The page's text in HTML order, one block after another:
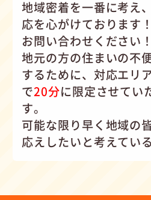
地域密着を一番に考え
応を心がけております
お問い合わせください！
地元の方の住まいの不
するために、対応エリ
で20分に限定させてい
す。
可能な限り早く地域の
応えしたいと考えてい